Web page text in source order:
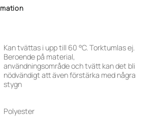
Kan tvättas i upp till 60 °C. Torktumlas ej.
Beroende på material,
användningsområde och tvätt kan det bli
nödvändigt att även förstärka med några
stygn
Polyester